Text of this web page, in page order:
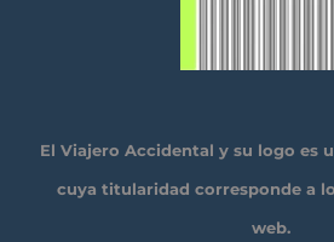
El Viajero Accidental y su logo es
cuya titularidad corresponde a
web.